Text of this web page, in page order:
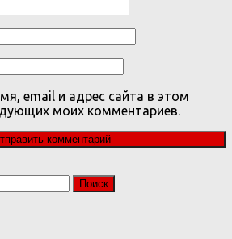
email и адрес сайта в этом
моих комментариев.